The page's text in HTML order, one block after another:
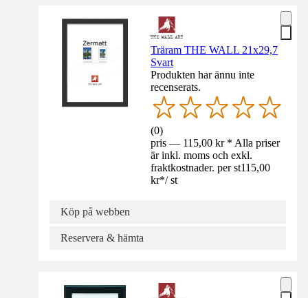
Träram THE WALL 21x29,7
Svart
Produkten har ännu inte
recenserats.
(0)
pris — 115,00 kr * Alla priser
är inkl. moms och exkl.
fraktkostnader. per st115,00
kr*/ st
Köp på webben
Reservera & hämta